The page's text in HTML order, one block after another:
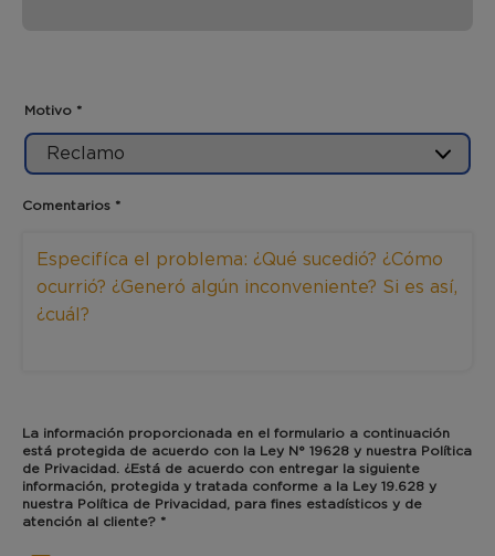
Motivo *
Comentarios *
La información proporcionada en el formulario a continuación
está protegida de acuerdo con la Ley N° 19628 y nuestra Política
de Privacidad. ¿Está de acuerdo con entregar la siguiente
información, protegida y tratada conforme a la Ley 19.628 y
nuestra Política de Privacidad, para fines estadísticos y de
atención al cliente? *